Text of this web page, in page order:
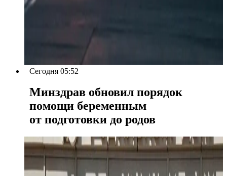
Сегодня 05:52
Минздрав обновил порядок
помощи беременным
от подготовки до родов